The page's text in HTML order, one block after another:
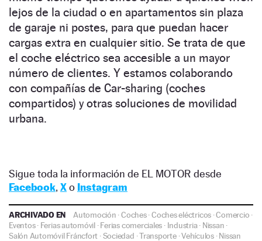
lejos de la ciudad o en apartamentos sin plaza
de garaje ni postes, para que puedan hacer
cargas extra en cualquier sitio. Se trata de que
el coche eléctrico sea accesible a un mayor
número de clientes. Y estamos colaborando
con compañías de Car-sharing (coches
compartidos) y otras soluciones de movilidad
urbana.
Sigue toda la información de EL MOTOR desde
Facebook, Xo Instagram
ARCHIVADO EN Automoción ·Coches·Coches eléctricos ·Comercio ·
Eventos· Ferias automóvil ·Ferias comerciales · Industria· Nissan ·
Salón Automóvil Fráncfort ·Sociedad ·Transporte·Vehículos ·Nissan